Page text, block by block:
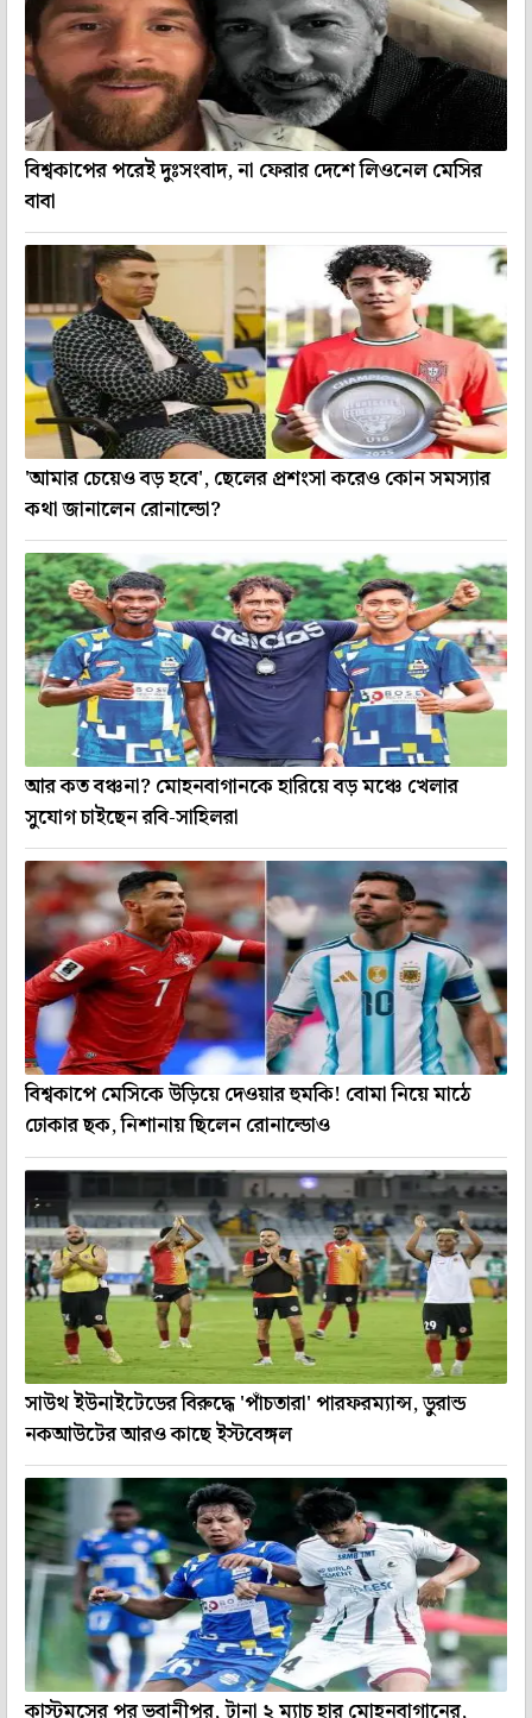
বিশ্বকাপের পরেই দুঃসংবাদ, না ফেরার দেশে লিওনেল মেসির
বাবা
'আমার চেয়েও বড় হবে', ছেলের প্রশংসা করেও কোন সমস্যার
কথা জানালেন রোনাল্ডো?
আর কত বঞ্চনা? মোহনবাগানকে হারিয়ে বড় মঞ্চে খেলার
সুযোগ চাইছেন রবি-সাহিলরা
বিশ্বকাপে মেসিকে উড়িয়ে দেওয়ার হুমকি! বোমা নিয়ে মাঠে
ঢোকার ছক, নিশানায় ছিলেন রোনাল্ডোও
সাউথ ইউনাইটেডের বিরুদ্ধে 'পাঁচতারা' পারফরম্যান্স, ডুরান্ড
নকআউটের আরও কাছে ইস্টবেঙ্গল